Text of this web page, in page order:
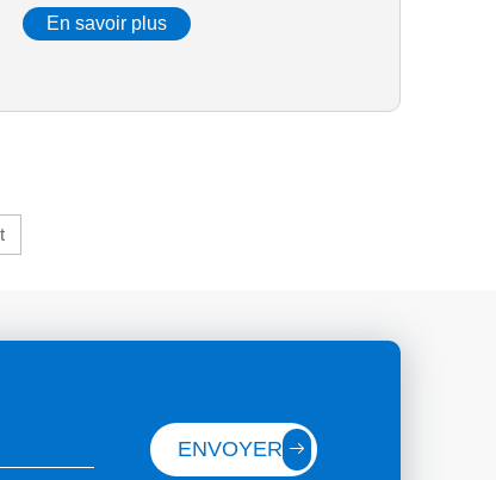
machine de moulage en
En savoir plus
ENVOYER